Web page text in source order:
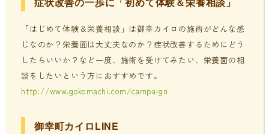
「はじめて体験＆栄養相談」は御幸カイロの施術がどんな感
じなのか？栄養面は大丈夫なのか？症状改善するためにどう
したらいいか？など一度、施術を受けてみたい、栄養面の相
談をしたいという方におすすめです。
http://www.gokomachi.com/campaign
御幸町カイロLINE